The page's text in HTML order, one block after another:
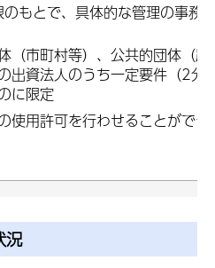
もとで、具体的な管理の事務
（市町村等）、公共的団体（農
出資法人のうち一定要件（2分
に限定
使用許可を行わせることができ
況